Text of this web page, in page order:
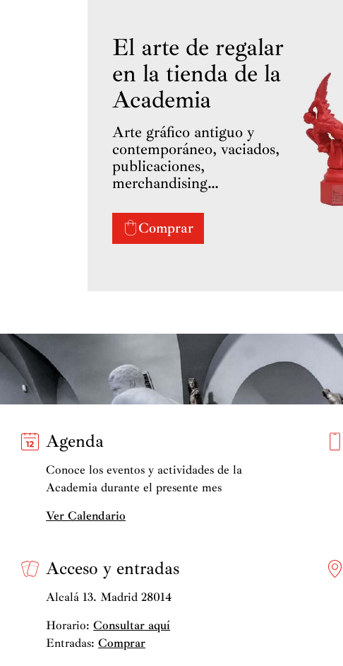
El arte de regalar
en la tienda de la
Academia
Arte gráfico antiguo y
contemporáneo, vaciados,
publicaciones,
merchandising…
Comprar
Agenda
Conoce los eventos y actividades de la
Academia durante el presente mes
Ver Calendario
Acceso y entradas
Alcalá 13. Madrid 28014
Horario:Consultar aquí
Entradas:Comprar